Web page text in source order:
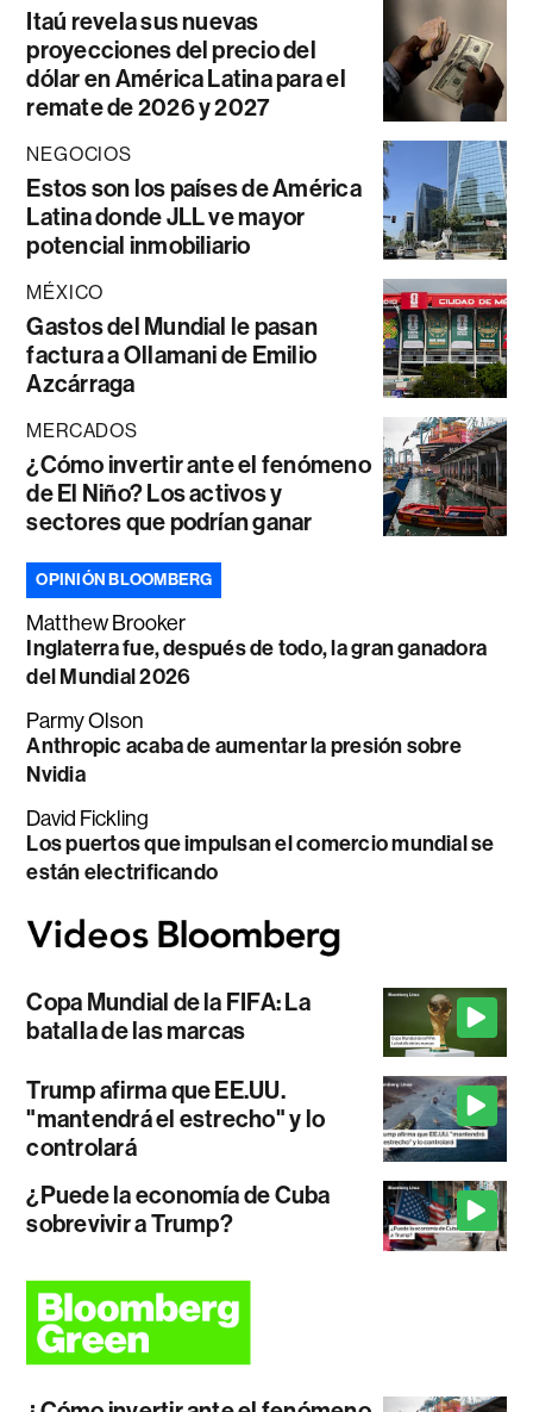
Itaú revela sus nuevas
proyecciones del precio del
dólar en América Latina para el
remate de 2026 y 2027
NEGOCIOS
Estos son los países de América
Latina donde JLL ve mayor
potencial inmobiliario
MÉXICO
Gastos del Mundial le pasan
factura a Ollamani de Emilio
Azcárraga
MERCADOS
¿Cómo invertir ante el fenómeno
de El Niño? Los activos y
sectores que podrían ganar
OPINIÓN BLOOMBERG
Matthew Brooker
Inglaterra fue, después de todo, la gran ganadora
del Mundial 2026
Parmy Olson
Anthropic acaba de aumentar la presión sobre
Nvidia
David Fickling
Los puertos que impulsan el comercio mundial se
están electrificando
Copa Mundial de la FIFA: La
batalla de las marcas
Trump afirma que EE.UU.
"mantendrá el estrecho" y lo
controlará
¿Puede la economía de Cuba
sobrevivir a Trump?